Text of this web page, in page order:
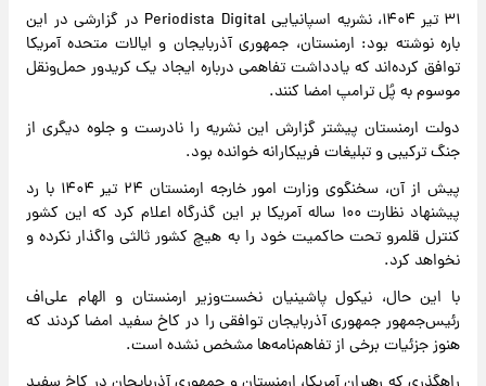
۳۱ تیر ۱۴۰۴، نشریه اسپانیایی Periodista Digital در گزارشی در این
باره نوشته بود: ارمنستان، جمهوری آذربایجان و ایالات متحده آمریکا
توافق کرده‌اند که یادداشت تفاهمی درباره ایجاد یک کریدور حمل‌ونقل
موسوم به پُل ترامپ امضا کنند.
دولت ارمنستان پیشتر گزارش این نشریه را نادرست و جلوه دیگری از
جنگ ترکیبی و تبلیغات فریبکارانه خوانده بود.
پیش از آن،‌ سخنگوی وزارت امور خارجه ارمنستان ۲۴ تیر ۱۴۰۴ با رد
پیشنهاد نظارت ۱۰۰ ساله آمریکا بر این گذرگاه اعلام کرد که این کشور
کنترل قلمرو تحت حاکمیت خود را به هیچ کشور ثالثی واگذار نکرده و
نخواهد کرد.
با این حال، نیکول پاشینیان نخست‌وزیر ارمنستان و الهام علی‌اف
رئیس‌جمهور جمهوری آذربایجان توافقی را در کاخ سفید امضا کردند که
هنوز جزئیات برخی از تفاهم‌نامه‌ها مشخص نشده است.